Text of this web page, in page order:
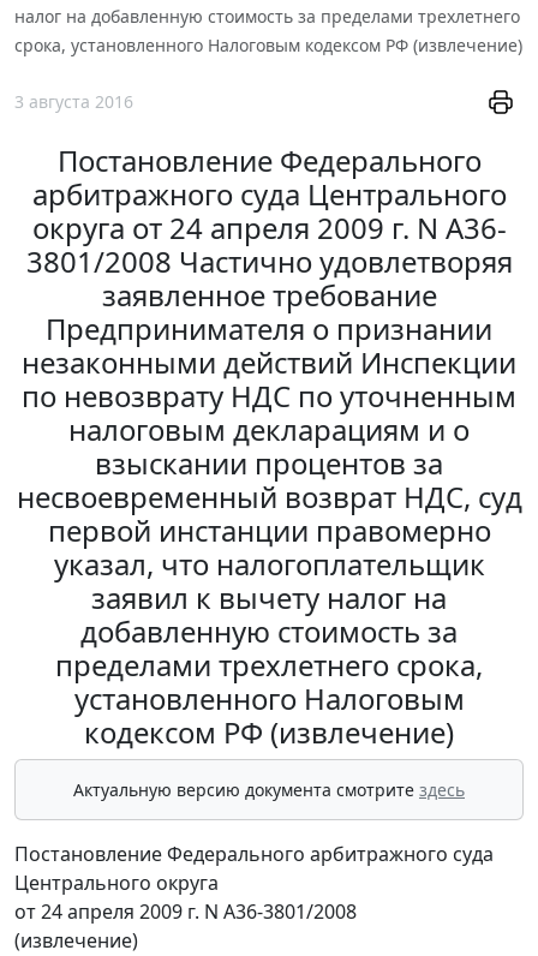
налог на добавленную стоимость за пределами трехлетнего
срока, установленного Налоговым кодексом РФ (извлечение)
3 августа 2016
Постановление Федерального
арбитражного суда Центрального
округа от 24 апреля 2009 г. N А36-
3801/2008 Частично удовлетворяя
заявленное требование
Предпринимателя о признании
незаконными действий Инспекции
по невозврату НДС по уточненным
налоговым декларациям и о
взыскании процентов за
несвоевременный возврат НДС, суд
первой инстанции правомерно
указал, что налогоплательщик
заявил к вычету налог на
добавленную стоимость за
пределами трехлетнего срока,
установленного Налоговым
кодексом РФ (извлечение)
Актуальную версию документа смотрите здесь
Постановление Федерального арбитражного суда
Центрального округа
от 24 апреля 2009 г. N А36-3801/2008
(извлечение)